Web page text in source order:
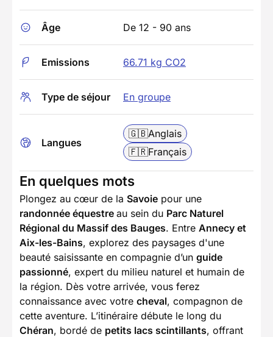
Âge De 12 - 90 ans
Emissions 66.71 kg CO2
Type de séjour En groupe
Langues
🇬🇧Anglais
🇫🇷Français
En quelques mots
Plongez au cœur de la Savoie pour une
randonnée équestre au sein du Parc Naturel
Régional du Massif des Bauges. Entre Annecy et
Aix-les-Bains, explorez des paysages d'une
beauté saisissante en compagnie d’un guide
passionné, expert du milieu naturel et humain de
la région. Dès votre arrivée, vous ferez
connaissance avec votre cheval, compagnon de
cette aventure. L’itinéraire débute le long du
Chéran, bordé de petits lacs scintillants, offrant